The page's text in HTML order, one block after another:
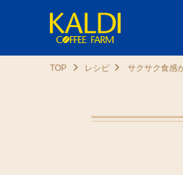
TOP レシピ サクサク食感